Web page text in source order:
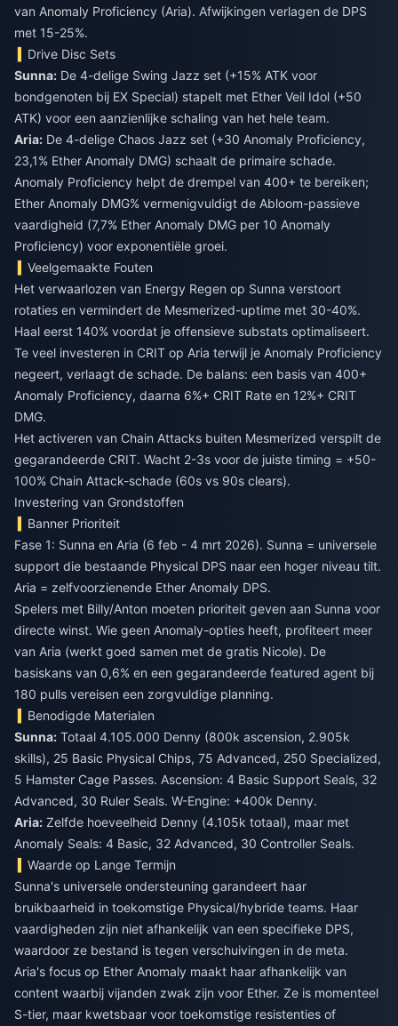
van Anomaly Proficiency (Aria). Afwijkingen verlagen de DPS
met 15-25%.
Drive Disc Sets
Sunna: De 4-delige Swing Jazz set (+15% ATK voor
bondgenoten bij EX Special) stapelt met Ether Veil Idol (+50
ATK) voor een aanzienlijke schaling van het hele team.
Aria: De 4-delige Chaos Jazz set (+30 Anomaly Proficiency,
23,1% Ether Anomaly DMG) schaalt de primaire schade.
Anomaly Proficiency helpt de drempel van 400+ te bereiken;
Ether Anomaly DMG% vermenigvuldigt de Abloom-passieve
vaardigheid (7,7% Ether Anomaly DMG per 10 Anomaly
Proficiency) voor exponentiële groei.
Veelgemaakte Fouten
Het verwaarlozen van Energy Regen op Sunna verstoort
rotaties en vermindert de Mesmerized-uptime met 30-40%.
Haal eerst 140% voordat je offensieve substats optimaliseert.
Te veel investeren in CRIT op Aria terwijl je Anomaly Proficiency
negeert, verlaagt de schade. De balans: een basis van 400+
Anomaly Proficiency, daarna 6%+ CRIT Rate en 12%+ CRIT
DMG.
Het activeren van Chain Attacks buiten Mesmerized verspilt de
gegarandeerde CRIT. Wacht 2-3s voor de juiste timing = +50-
100% Chain Attack-schade (60s vs 90s clears).
Investering van Grondstoffen
Banner Prioriteit
Fase 1: Sunna en Aria (6 feb - 4 mrt 2026). Sunna = universele
support die bestaande Physical DPS naar een hoger niveau tilt.
Aria = zelfvoorzienende Ether Anomaly DPS.
Spelers met Billy/Anton moeten prioriteit geven aan Sunna voor
directe winst. Wie geen Anomaly-opties heeft, profiteert meer
van Aria (werkt goed samen met de gratis Nicole). De
basiskans van 0,6% en een gegarandeerde featured agent bij
180 pulls vereisen een zorgvuldige planning.
Benodigde Materialen
Sunna: Totaal 4.105.000 Denny (800k ascension, 2.905k
skills), 25 Basic Physical Chips, 75 Advanced, 250 Specialized,
5 Hamster Cage Passes. Ascension: 4 Basic Support Seals, 32
Advanced, 30 Ruler Seals. W-Engine: +400k Denny.
Aria: Zelfde hoeveelheid Denny (4.105k totaal), maar met
Anomaly Seals: 4 Basic, 32 Advanced, 30 Controller Seals.
Waarde op Lange Termijn
Sunna's universele ondersteuning garandeert haar
bruikbaarheid in toekomstige Physical/hybride teams. Haar
vaardigheden zijn niet afhankelijk van een specifieke DPS,
waardoor ze bestand is tegen verschuivingen in de meta.
Aria's focus op Ether Anomaly maakt haar afhankelijk van
content waarbij vijanden zwak zijn voor Ether. Ze is momenteel
S-tier, maar kwetsbaar voor toekomstige resistenties of